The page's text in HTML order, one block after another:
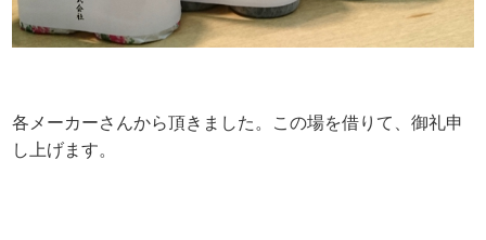
各メーカーさんから頂きました。この場を借りて、御礼申
し上げます。